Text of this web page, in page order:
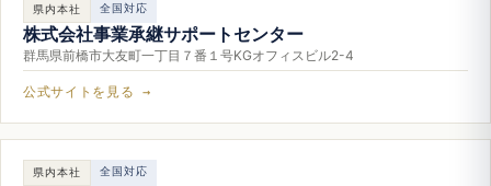
県内本社 全国対応
株式会社事業承継サポートセンター
群馬県前橋市大友町一丁目７番１号KGオフィスビル2-4
公式サイトを見る →
県内本社 全国対応